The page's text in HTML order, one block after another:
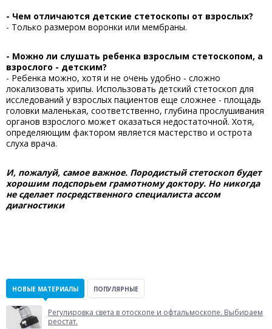
- Чем отличаются детские стетоскопы от взрослых?
- Только размером воронки или мембраны.
- Можно ли слушать ребенка взрослым стетоскопом, а
взрослого - детским?
- Ребенка можно, хотя и не очень удобно - сложно
локализовать хрипы. Использовать детский стетоскоп для
исследований у взрослых пациентов еще сложнее - площадь
головки маленькая, соответственно, глубина прослушивания
органов взрослого может оказаться недостаточной. Хотя,
определяющим фактором является мастерство и острота
слуха врача.
И, пожалуй, самое важное. Породистый стетоскоп будет
хорошим подспорьем грамотному доктору. Но никогда
не сделает посредственного специалиста ассом
диагностики
НОВЫЕ МАТЕРИАЛЫ ПОПУЛЯРНЫЕ
Регулировка света в отоскопе и офтальмоскопе. Выбираем
реостат.